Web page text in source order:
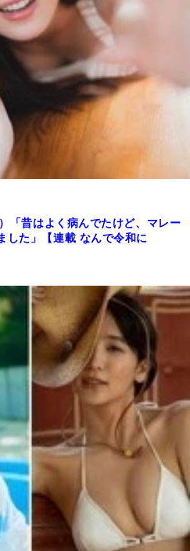
「昔はよく病んでたけど、マレー
した」【連載 なんで令和に